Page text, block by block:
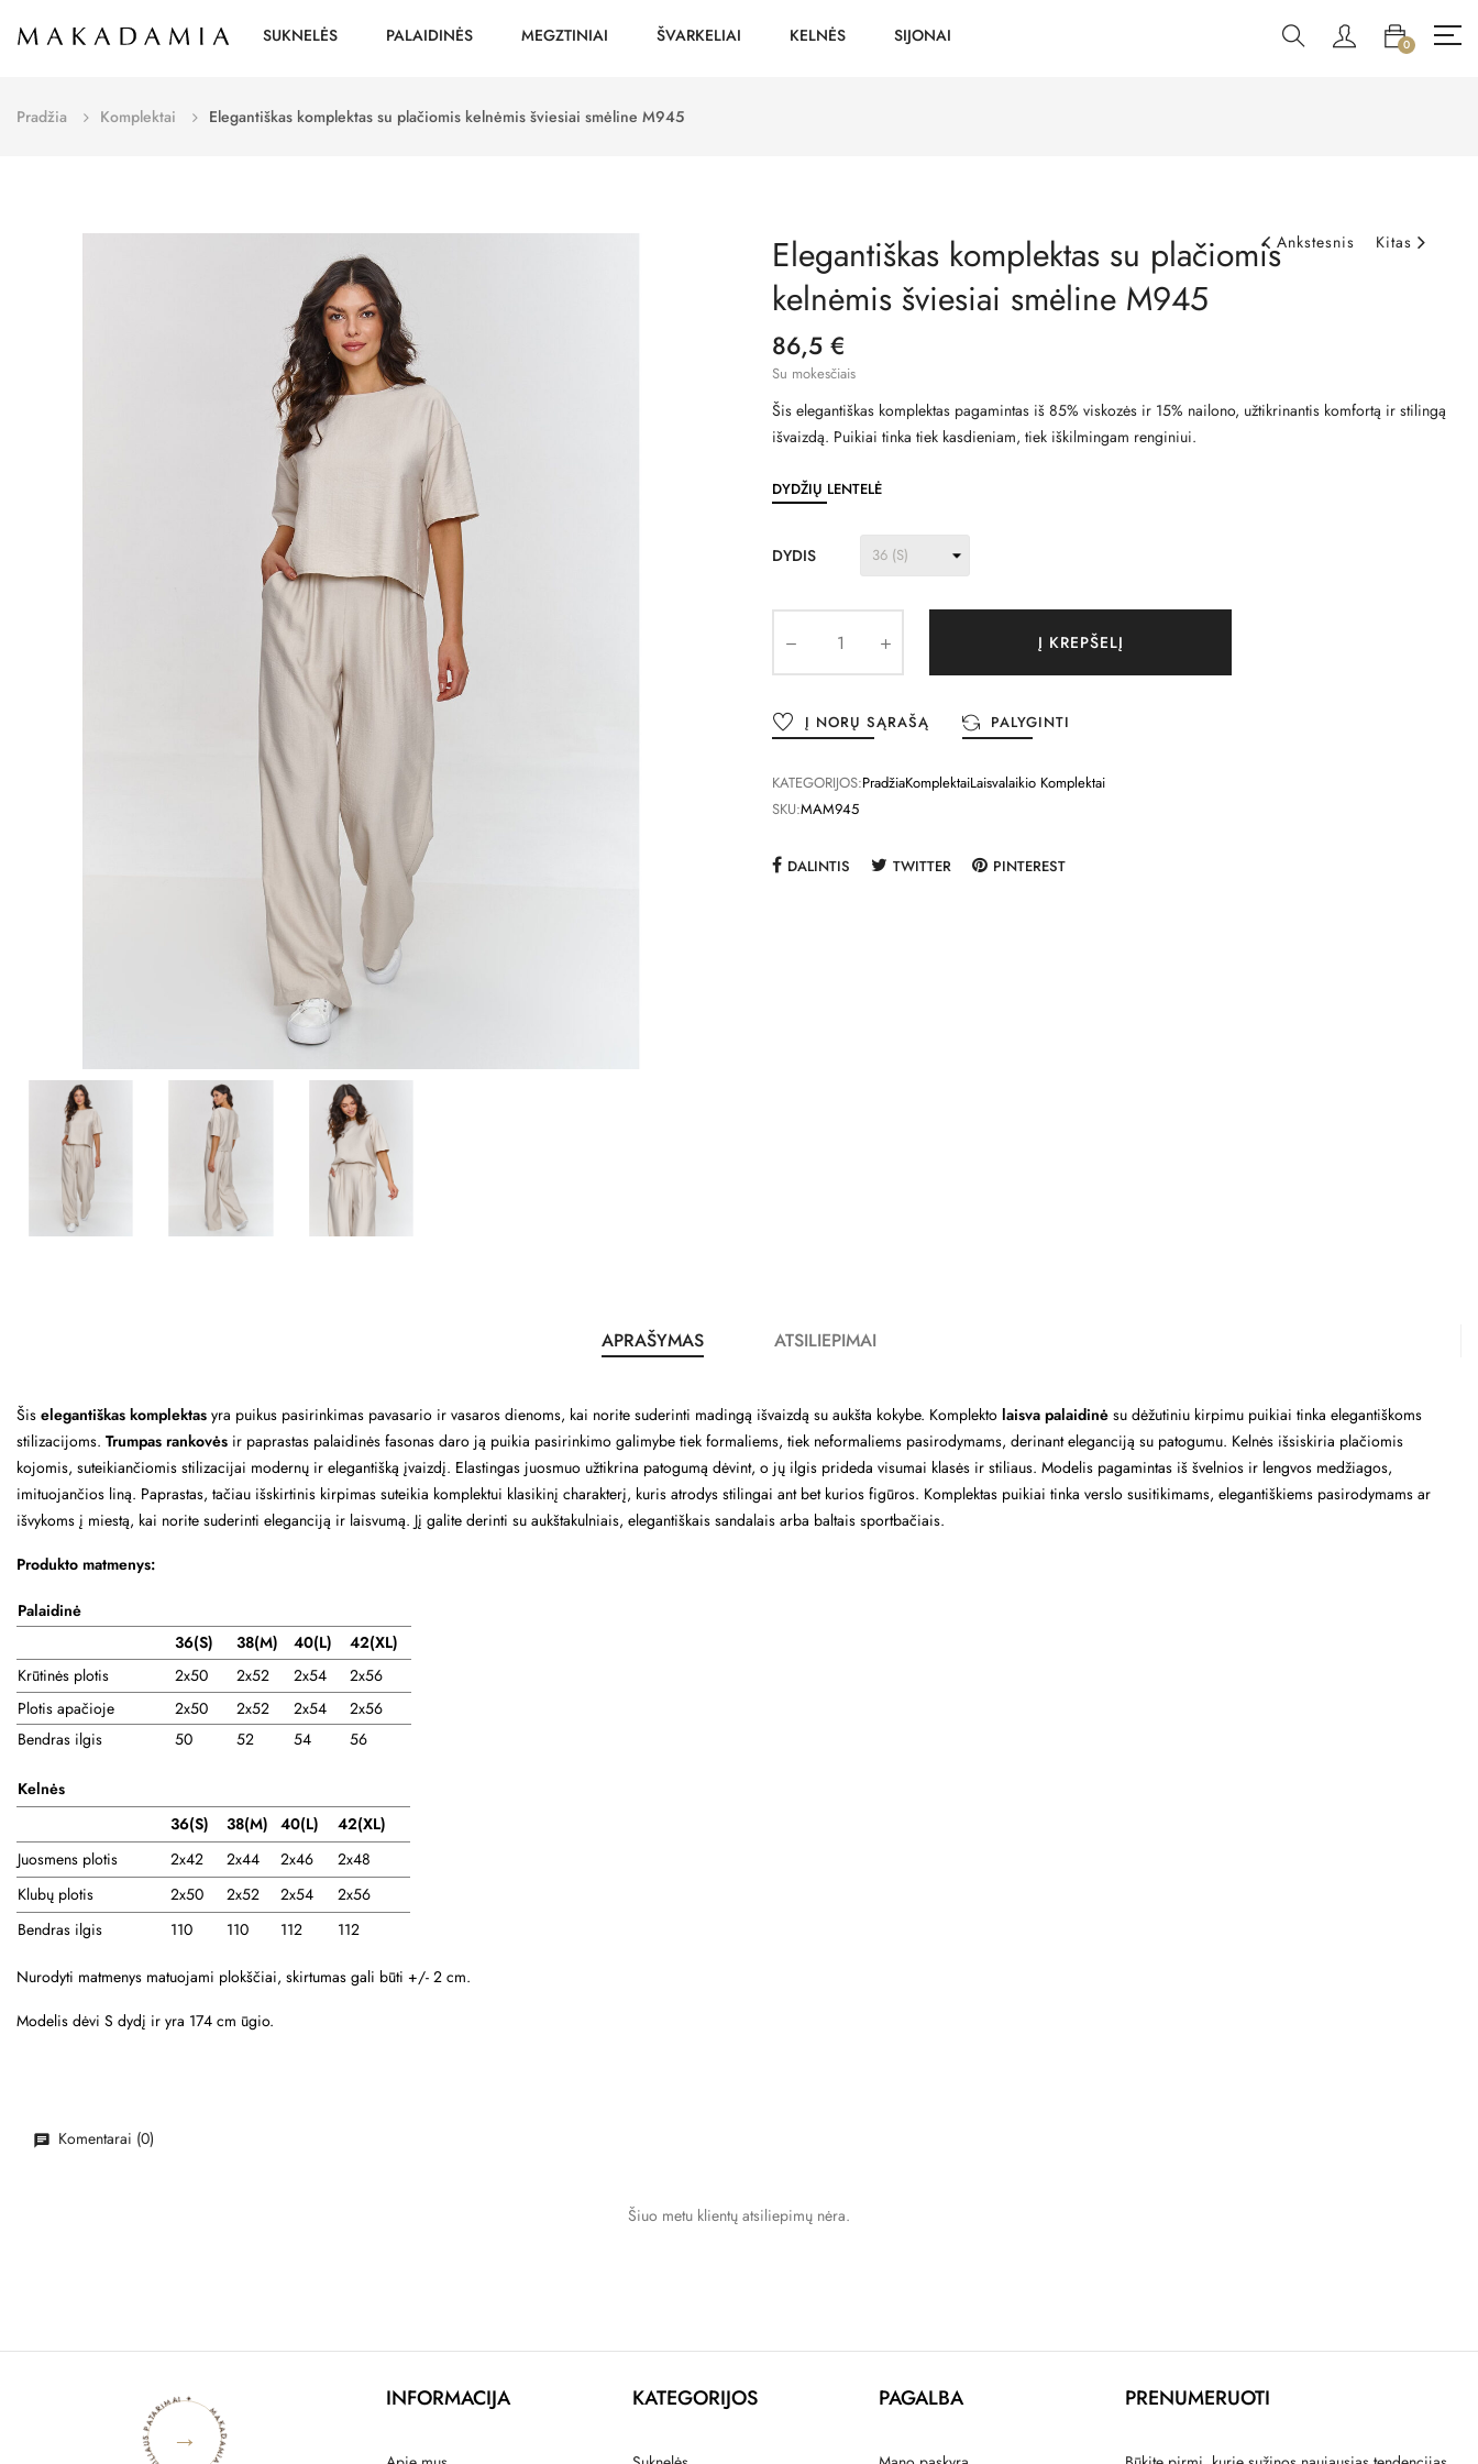
SUKNELĖS PALAIDINĖS MEGZTINIAI ŠVARKELIAI KELNĖS SIJONAI 0
Pradžia Komplektai Elegantiškas komplektas su plačiomis kelnėmis šviesiai smėline M945
Ankstesnis Kitas
Elegantiškas komplektas su plačiomis
kelnėmis šviesiai smėline M945
86,5 €
Su mokesčiais
Šis elegantiškas komplektas pagamintas iš 85% viskozės ir 15% nailono, užtikrinantis komfortą ir stilingą
išvaizdą. Puikiai tinka tiek kasdieniam, tiek iškilmingam renginiui.
DYDŽIŲ LENTELĖ
DYDIS
Į KREPŠELĮ
Į NORŲ SĄRAŠĄ PALYGINTI
KATEGORIJOS:PradžiaKomplektaiLaisvalaikio Komplektai
SKU:MAM945
DALINTIS TWITTER PINTEREST
APRAŠYMAS ATSILIEPIMAI
Šis elegantiškas komplektas yra puikus pasirinkimas pavasario ir vasaros dienoms, kai norite suderinti madingą išvaizdą su aukšta kokybe. Komplekto laisva palaidinė su dėžutiniu kirpimu puikiai tinka elegantiškoms
stilizacijoms. Trumpas rankovės ir paprastas palaidinės fasonas daro ją puikia pasirinkimo galimybe tiek formaliems, tiek neformaliems pasirodymams, derinant eleganciją su patogumu. Kelnės išsiskiria plačiomis
kojomis, suteikiančiomis stilizacijai modernų ir elegantišką įvaizdį. Elastingas juosmuo užtikrina patogumą dėvint, o jų ilgis prideda visumai klasės ir stiliaus. Modelis pagamintas iš švelnios ir lengvos medžiagos,
imituojančios liną. Paprastas, tačiau išskirtinis kirpimas suteikia komplektui klasikinį charakterį, kuris atrodys stilingai ant bet kurios figūros. Komplektas puikiai tinka verslo susitikimams, elegantiškiems pasirodymams ar
išvykoms į miestą, kai norite suderinti eleganciją ir laisvumą. Jį galite derinti su aukštakulniais, elegantiškais sandalais arba baltais sportbačiais.
Produkto matmenys:
Palaidinė
36(S)
38(M) 40(L)
42(XL)
Krūtinės plotis
2x50 2x52 2x54
2x56
Plotis apačioje
2x50 2x52 2x54
2x56
Bendras ilgis
50 52 54 56
Kelnės
36(S)
38(M) 40(L)
42(XL)
Juosmens plotis
2x42 2x44 2x46
2x48
Klubų plotis
2x50 2x52 2x54
2x56
Bendras ilgis
110 110 112 112
Nurodyti matmenys matuojami plokščiai, skirtumas gali būti +/- 2 cm.
Modelis dėvi S dydį ir yra 174 cm ūgio.
Komentarai (0)
Šiuo metu klientų atsiliepimų nėra.
MAKADAMIA BLOGAS ✦ STILIAUS PATARIMAI ✦
→
INFORMACIJA KATEGORIJOS PAGALBA PRENUMERUOTI